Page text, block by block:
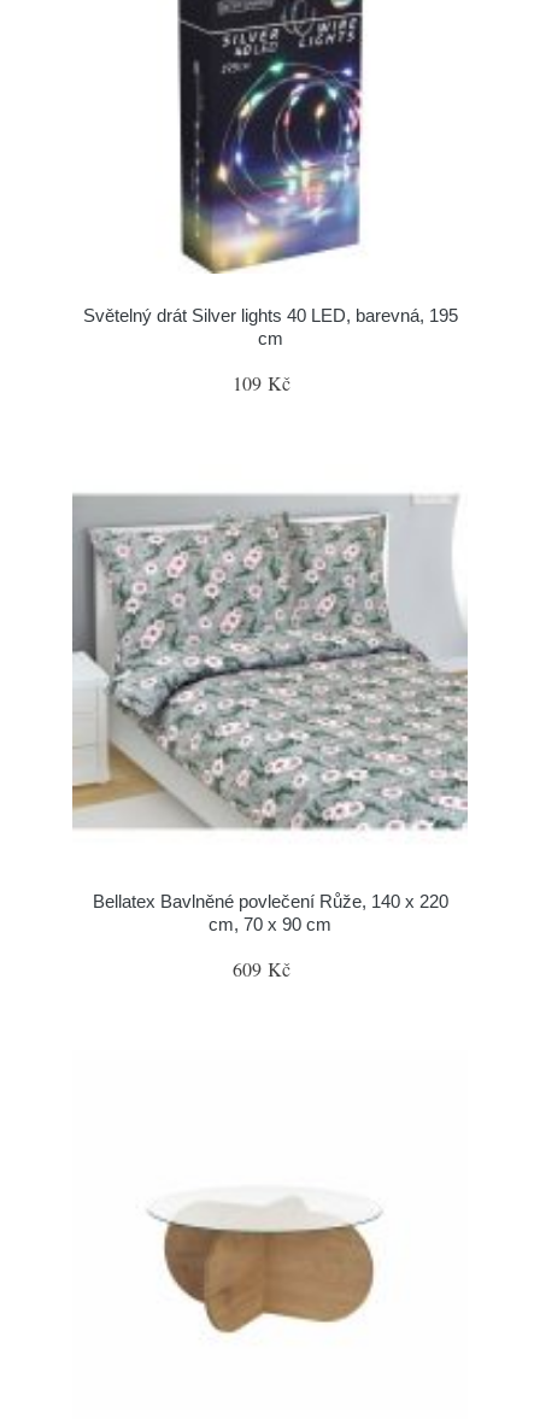
Světelný drát Silver lights 40 LED, barevná, 195
cm
109 Kč
Bellatex Bavlněné povlečení Růže, 140 x 220
cm, 70 x 90 cm
609 Kč